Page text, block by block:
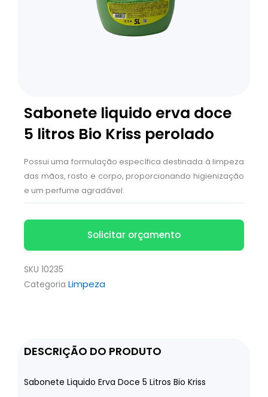
Sabonete liquido erva doce
5 litros Bio Kriss perolado
Possui uma formulação específica destinada à limpeza
das mãos, rosto e corpo, proporcionando higienização
e um perfume agradável.
Solicitar orçamento
SKU 10235
Categoria Limpeza
DESCRIÇÃO DO PRODUTO
Sabonete Liquido Erva Doce 5 Litros Bio Kriss